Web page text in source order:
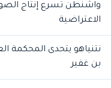
واشنطن تسرع إنتاج
الاعتراضية
نتنياهو يتحدى المحكمة
بن غفير